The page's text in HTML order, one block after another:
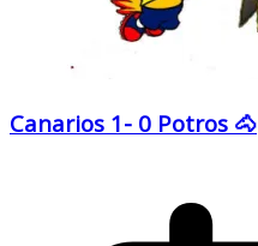
Canarios 1- 0 Potros 🐴